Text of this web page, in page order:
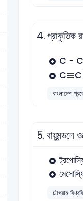
4.প্রাকৃতিক
C −
C≡
≡
বাংলাদেশ
5.
চট্টগ্রাম